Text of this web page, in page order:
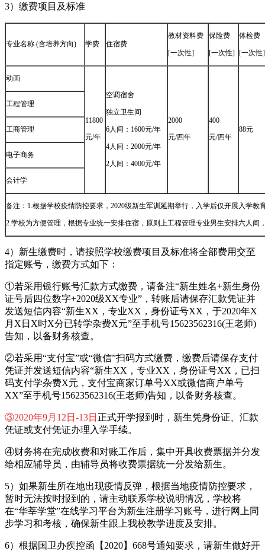
3）缴费项目及标准
专业名称 (含培养方向) 学费 住宿费
教材资料费
[一次性]
保险费
[一次性]
体检费
[一次性]
动画
11800
元/年
空调宿舍
独立卫生间
6人间：1600元/年
4人间：2000元/年
2人间：4000元/年
2000
元/四年
400
元/四年
88元
工程管理
工商管理
电子商务
会计学
备注：1.根据学校疫情防控要求，2020级新生军训延期举行，入学后仅开展入学教
2.学校为方便管理，根据专业统一安排住宿，原则上工程管理专业男生安排六人间
4）新生缴费时，请按照学校缴费项目及标准将全部费用交至
指定账号，缴费方式如下：
①若采用银行账号汇款方式缴费，请备注“新生姓名+新生身份
证号后四位数字+2020级XX专业”，转账后请保存汇款凭证并
发送短信内容“新生XX，专业XX，身份证号XX，于2020年X
月X日X时X分已转学杂费X元”至手机号15623562316(王老师)
告知，以备财务核查。
②若采用“支付宝”或“微信”扫码方式缴费，缴费后请保存支付
凭证并发送短信内容“新生XX，专业XX，身份证号XX，已扫
码支付学杂费X元，支付宝商家订单号XX或微信商户单号
XX”至手机号15623562316(王老师)告知，以备财务核查。
③2020年9月12日-13日 正式开学报到时，新生凭身份证、汇款
凭证或支付凭证办理入学手续。
④财务将在完成收费和对账工作后，集中开具收费票据并分发
给相应辅导员，由辅导员将收费票据统一分发给新生。
5）如果新生所在地出现疫情反弹，根据当地疫情防控要求，
暂时无法按时报到的，请主动联系学校说明情况，学校将
在“华莘学堂”在线学习平台为新生注册学习账号，进行网上同
步学习和考核，确保新生跟上我校教学进度及安排。
6）根据国卫办疾控函【2020】668号通知要求，请新生做好开